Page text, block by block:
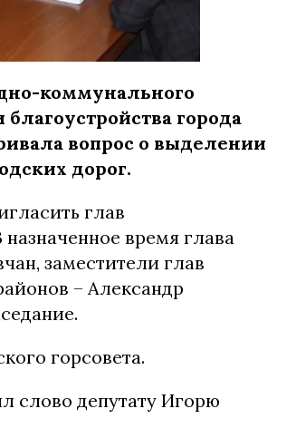
коммунального
города
вопрос о выделении
дорог.
глав
время глава
заместители глав
– Александр
горсовета.
слово депутату Игорю